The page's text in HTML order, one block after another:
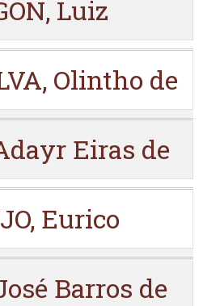
Luiz
Olintho de
Eiras de
Eurico
Barros de